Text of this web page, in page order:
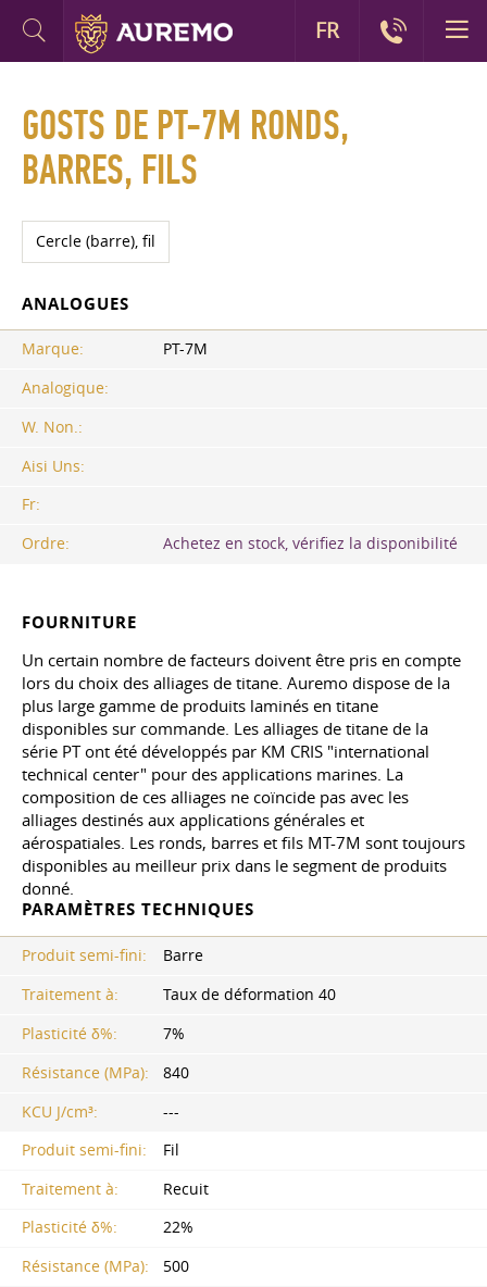
GOSTS DE PT-7M RONDS,
BARRES, FILS
Cercle (barre), fil
ANALOGUES
Marque:
PT-7M
Analogique:
W. Non.:
Aisi Uns:
Fr:
Ordre:
Achetez en stock, vérifiez la disponibilité
FOURNITURE
Un certain nombre de facteurs doivent être pris en compte
lors du choix des alliages de titane. Auremo dispose de la
plus large gamme de produits laminés en titane
disponibles sur commande. Les alliages de titane de la
série PT ont été développés par KM CRIS "international
technical center" pour des applications marines. La
composition de ces alliages ne coïncide pas avec les
alliages destinés aux applications générales et
aérospatiales. Les ronds, barres et fils MT-7M sont toujours
disponibles au meilleur prix dans le segment de produits
donné.
PARAMÈTRES TECHNIQUES
Produit semi-fini:
Barre
Traitement à:
Taux de déformation 40
Plasticité δ%:
7%
Résistance (MPa):
840
KCU J/cm³:
---
Produit semi-fini:
Fil
Traitement à:
Recuit
Plasticité δ%:
22%
Résistance (MPa):
500
FR